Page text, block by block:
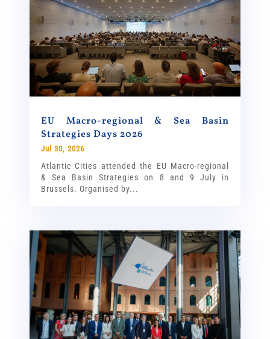
EU Macro-regional & Sea Basin
Strategies Days 2026
Jul 30, 2026
Atlantic Cities attended the EU Macro-regional
& Sea Basin Strategies on 8 and 9 July in
Brussels. Organised by...